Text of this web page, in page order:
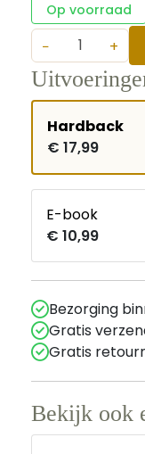
Op voorraad
− +
Hardback
€ 17,99
E-book
€ 10,99
Bezorging
Gratis
Gratis
Bekijk ook